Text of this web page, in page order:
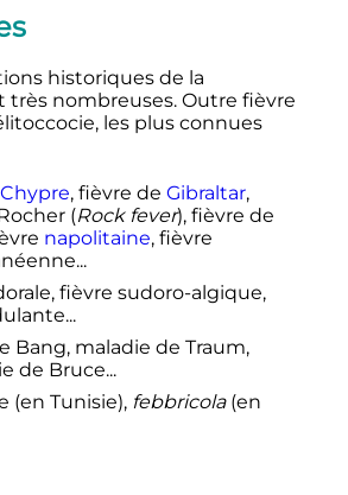
historiques de la
très nombreuses. Outre fièvre
les plus connues
Chypre, fièvre de Gibraltar,
(Rock fever), fièvre de
napolitaine, fièvre
fièvre sudoro-algique,
Bang, maladie de Traum,
de Bruce...
(en Tunisie), febbricola(en